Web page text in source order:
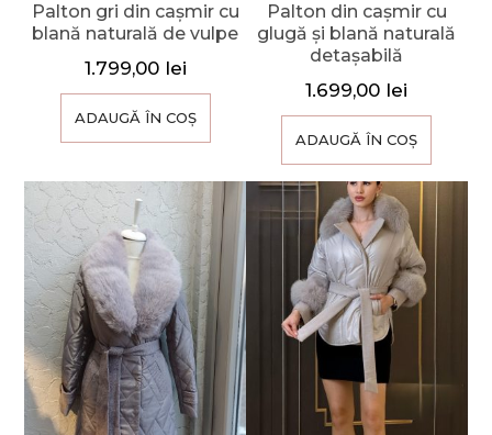
Palton gri din cașmir cu
blană naturală de vulpe
1.799,00 lei
ADAUGĂ ÎN COȘ
Palton din cașmir cu
glugă și blană naturală
detașabilă
1.699,00 lei
ADAUGĂ ÎN COȘ